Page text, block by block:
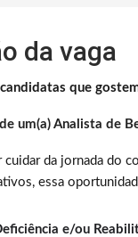
da vaga
que
um(a) Analista de
da jornada do
essa
e/ou